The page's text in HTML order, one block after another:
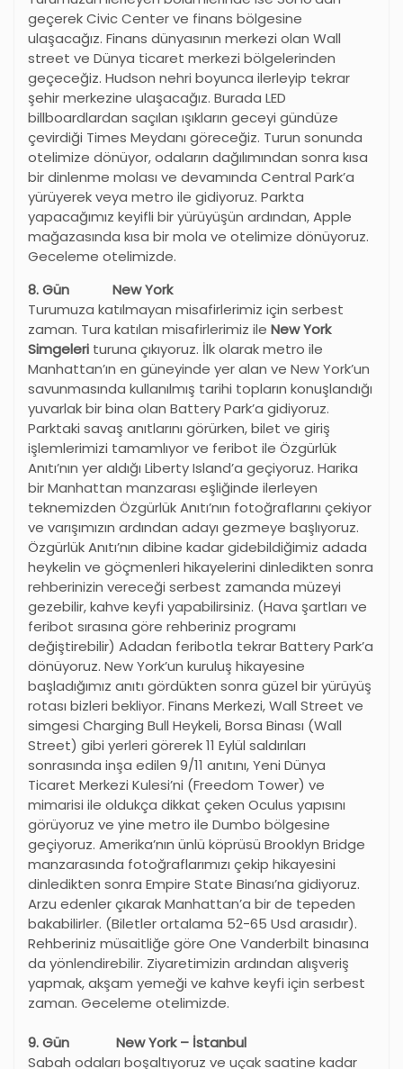
geçerek Civic Center ve finans bölgesine
ulaşacağız. Finans dünyasının merkezi olan Wall
street ve Dünya ticaret merkezi bölgelerinden
geçeceğiz. Hudson nehri boyunca ilerleyip tekrar
şehir merkezine ulaşacağız. Burada LED
billboardlardan saçılan ışıkların geceyi gündüze
çevirdiği Times Meydanı göreceğiz. Turun sonunda
otelimize dönüyor, odaların dağılımından sonra kısa
bir dinlenme molası ve devamında Central Park’a
yürüyerek veya metro ile gidiyoruz. Parkta
yapacağımız keyifli bir yürüyüşün ardından, Apple
mağazasında kısa bir mola ve otelimize dönüyoruz.
Geceleme otelimizde.
8. Gün New York
Turumuza katılmayan misafirlerimiz için serbest
zaman. Tura katılan misafirlerimiz ile New York
Simgeleri turuna çıkıyoruz. İlk olarak metro ile
Manhattan’ın en güneyinde yer alan ve New York’un
savunmasında kullanılmış tarihi topların konuşlandığı
yuvarlak bir bina olan Battery Park’a gidiyoruz.
Parktaki savaş anıtlarını görürken, bilet ve giriş
işlemlerimizi tamamlıyor ve feribot ile Özgürlük
Anıtı’nın yer aldığı Liberty Island’a geçiyoruz. Harika
bir Manhattan manzarası eşliğinde ilerleyen
teknemizden Özgürlük Anıtı’nın fotoğraflarını çekiyor
ve varışımızın ardından adayı gezmeye başlıyoruz.
Özgürlük Anıtı’nın dibine kadar gidebildiğimiz adada
heykelin ve göçmenleri hikayelerini dinledikten sonra
rehberinizin vereceği serbest zamanda müzeyi
gezebilir, kahve keyfi yapabilirsiniz. (Hava şartları ve
feribot sırasına göre rehberiniz programı
değiştirebilir) Adadan feribotla tekrar Battery Park’a
dönüyoruz. New York’un kuruluş hikayesine
başladığımız anıtı gördükten sonra güzel bir yürüyüş
rotası bizleri bekliyor. Finans Merkezi, Wall Street ve
simgesi Charging Bull Heykeli, Borsa Binası (Wall
Street) gibi yerleri görerek 11 Eylül saldırıları
sonrasında inşa edilen 9/11 anıtını, Yeni Dünya
Ticaret Merkezi Kulesi’ni (Freedom Tower) ve
mimarisi ile oldukça dikkat çeken Oculus yapısını
görüyoruz ve yine metro ile Dumbo bölgesine
geçiyoruz. Amerika’nın ünlü köprüsü Brooklyn Bridge
manzarasında fotoğraflarımızı çekip hikayesini
dinledikten sonra Empire State Binası’na gidiyoruz.
Arzu edenler çıkarak Manhattan’a bir de tepeden
bakabilirler. (Biletler ortalama 52-65 Usd arasıdır).
Rehberiniz müsaitliğe göre One Vanderbilt binasına
da yönlendirebilir. Ziyaretimizin ardından alışveriş
yapmak, akşam yemeği ve kahve keyfi için serbest
zaman. Geceleme otelimizde.
9. Gün New York – İstanbul
Sabah odaları boşaltıyoruz ve uçak saatine kadar